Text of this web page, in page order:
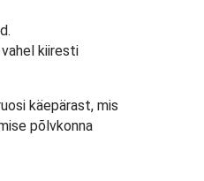
kiiresti
käepärast, mis
põlvkonna